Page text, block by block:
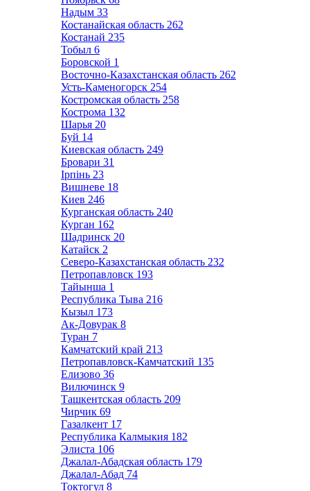
Надым 33
Костанайская область 262
Костанай 235
Тобыл 6
Боровской 1
Восточно-Казахстанская область 262
Усть-Каменогорск 254
Костромская область 258
Кострома 132
Шарья 20
Буй 14
Киевская область 249
Бровари 31
Ірпінь 23
Вишневе 18
Киев 246
Курганская область 240
Курган 162
Шадринск 20
Катайск 2
Северо-Казахстанская область 232
Петропавловск 193
Тайынша 1
Республика Тыва 216
Кызыл 173
Ак-Довурак 8
Туран 7
Камчатский край 213
Петропавловск-Камчатский 135
Елизово 36
Вилючинск 9
Ташкентская область 209
Чирчик 69
Газалкент 17
Республика Калмыкия 182
Элиста 106
Джалал-Абадская область 179
Джалал-Абад 74
Токтогул 8